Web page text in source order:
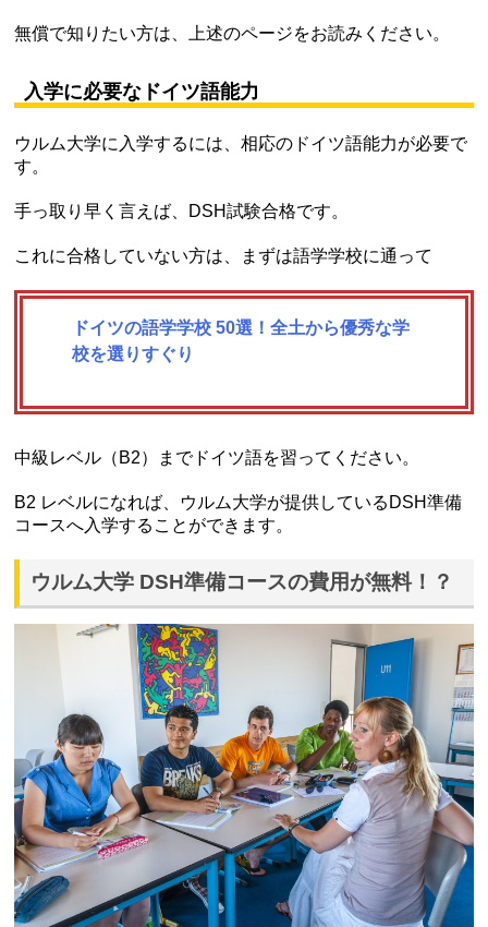
無償で知りたい方は、上述のページをお読みください。
入学に必要なドイツ語能力
ウルム大学に入学するには、相応のドイツ語能力が必要で
す。
手っ取り早く言えば、DSH試験合格です。
これに合格していない方は、まずは語学学校に通って
ドイツの語学学校 50選！全土から優秀な学
校を選りすぐり
中級レベル（B2）までドイツ語を習ってください。
B2 レベルになれば、ウルム大学が提供しているDSH準備
コースへ入学することができます。
ウルム大学 DSH準備コースの費用が無料！？